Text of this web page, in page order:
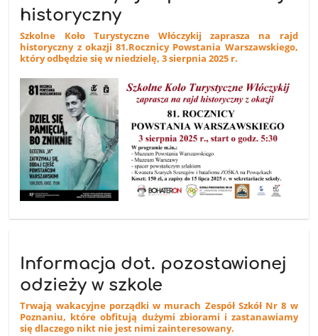
historyczny
Szkolne Koło Turystyczne Włóczykij zaprasza na rajd
historyczny z okazji 81.Rocznicy Powstania Warszawskiego,
który odbędzie się w niedzielę, 3 sierpnia 2025 r.
Informacja dot. pozostawionej
odzieży w szkole
Trwają wakacyjne porządki w murach Zespół Szkół Nr 8 w
Poznaniu, które obfitują dużymi zbiorami i zastanawiamy
się dlaczego nikt nie jest nimi zainteresowany.